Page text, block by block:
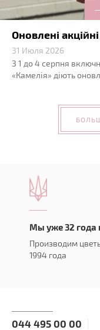
Оновлені
31 Июля 2026
З 1 до 4 серпня
«Камелія» діють
Мы уже 32 года
Производим
1994 года
044 495 00 00